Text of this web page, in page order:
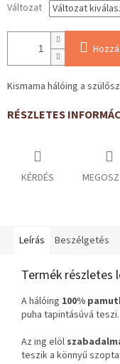
Változat
Kismama hálóing a
RÉSZLETES
KÉRDÉS
Leírás Beszélgetés
Termék részletes
A hálóing 100%
puha tapintásúvá teszi.
Az ing elöl
teszik a könnyű